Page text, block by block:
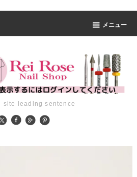
メニュー
site leading sentence